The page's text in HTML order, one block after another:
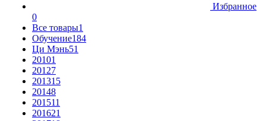
Избранное
0
Все товары1
Обучение184
Ци Мэнь51
20101
20127
201315
20148
201511
201621